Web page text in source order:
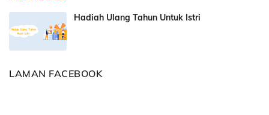
Hadiah Ulang Tahun Untuk Istri
LAMAN FACEBOOK